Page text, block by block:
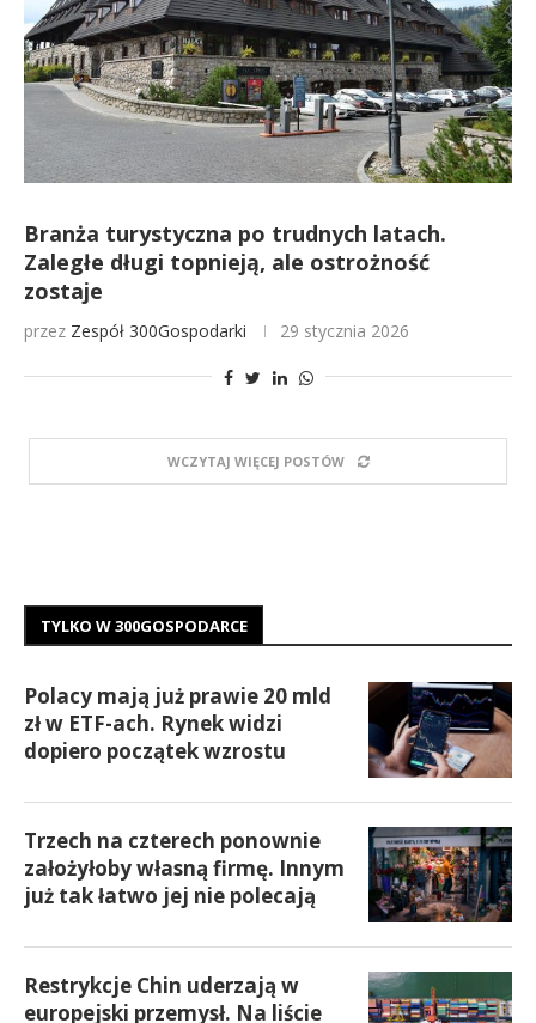
Branża turystyczna po trudnych latach.
Zaległe długi topnieją, ale ostrożność
zostaje
przez Zespół 300Gospodarki 29 stycznia 2026
WCZYTAJ WIĘCEJ POSTÓW
TYLKO W 300GOSPODARCE
Polacy mają już prawie 20 mld
zł w ETF-ach. Rynek widzi
dopiero początek wzrostu
Trzech na czterech ponownie
założyłoby własną firmę. Innym
już tak łatwo jej nie polecają
Restrykcje Chin uderzają w
europejski przemysł. Na liście